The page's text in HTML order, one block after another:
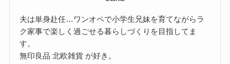
夫は単身赴任…ワンオペで小学生兄妹を育てながらラ
ク家事で楽しく過ごせる暮らしづくりを目指してま
す。
無印良品 北欧雑貨 が好き。